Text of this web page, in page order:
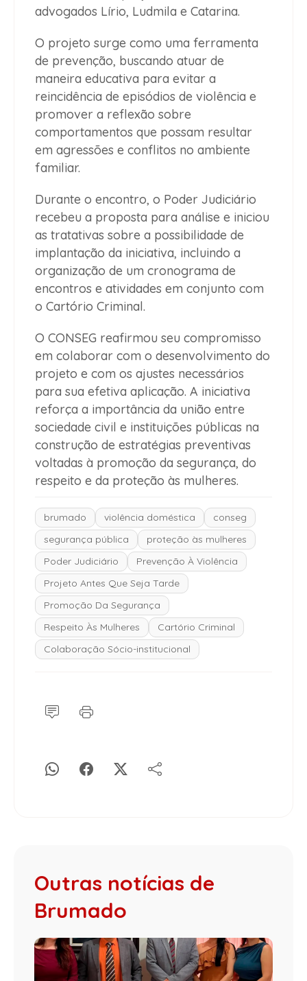
advogados Lírio, Ludmila e Catarina.
O projeto surge como uma ferramenta
de prevenção, buscando atuar de
maneira educativa para evitar a
reincidência de episódios de violência e
promover a reflexão sobre
comportamentos que possam resultar
em agressões e conflitos no ambiente
familiar.
Durante o encontro, o Poder Judiciário
recebeu a proposta para análise e iniciou
as tratativas sobre a possibilidade de
implantação da iniciativa, incluindo a
organização de um cronograma de
encontros e atividades em conjunto com
o Cartório Criminal.
O CONSEG reafirmou seu compromisso
em colaborar com o desenvolvimento do
projeto e com os ajustes necessários
para sua efetiva aplicação. A iniciativa
reforça a importância da união entre
sociedade civil e instituições públicas na
construção de estratégias preventivas
voltadas à promoção da segurança, do
respeito e da proteção às mulheres.
brumado violência doméstica
conseg
segurança pública
proteção às mulheres
Poder Judiciário
Prevenção À Violência
Projeto Antes Que Seja Tarde
Promoção Da Segurança
Respeito Às Mulheres
Cartório Criminal
Colaboração Sócio-institucional
Outras notícias de
Brumado